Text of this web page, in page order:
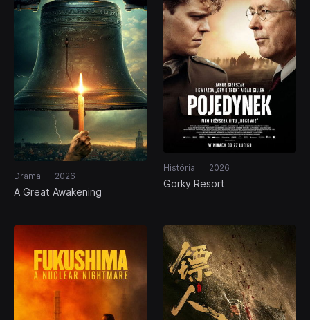
Drama 2026
A Great Awakening
História 2026
Gorky Resort